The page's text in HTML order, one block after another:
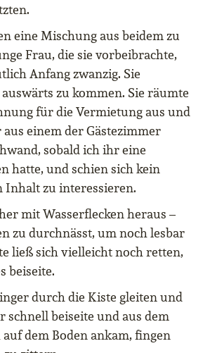
eine Mischung aus beidem zu
Frau, die sie vorbeibrachte,
Anfang zwanzig. Sie
zu kommen. Sie räumte
für die Vermietung aus und
einem der Gästezimmer
sobald ich ihr eine
hatte, und schien sich kein
Inhalt zu interessieren.
mit Wasserflecken heraus –
zu durchnässt, um noch lesbar
ließ sich vielleicht noch retten,
beiseite.
durch die Kiste gleiten und
schnell beiseite und aus dem
auf dem Boden ankam, fingen